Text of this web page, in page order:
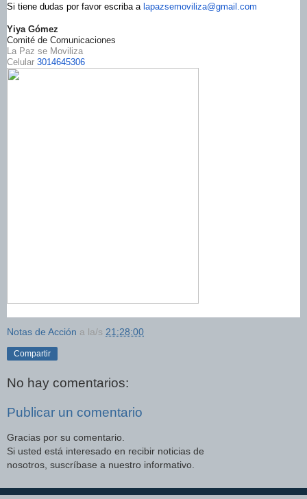
Si tiene dudas por favor escriba a lapazsemoviliza@gmail.com
Yiya Gómez
Comité de Comunicaciones
La Paz se Moviliza
Celular 3014645306
Notas de Acción a la/s 21:28:00
Compartir
No hay comentarios:
Publicar un comentario
Gracias por su comentario.
Si usted está interesado en recibir noticias de
nosotros, suscríbase a nuestro informativo.